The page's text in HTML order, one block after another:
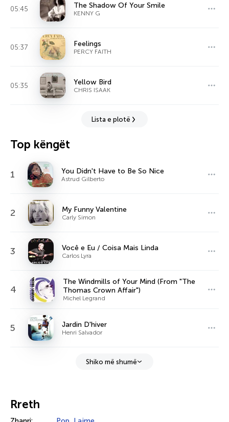
05:45 The Shadow Of Your Smile
KENNY G
05:37 Feelings
PERCY FAITH
05:35 Yellow Bird
CHRIS ISAAK
Lista e plotë
Top këngët
1 You Didn't Have to Be So Nice
Astrud Gilberto
2 My Funny Valentine
Carly Simon
3 Você e Eu / Coisa Mais Linda
Carlos Lyra
4
The Windmills of Your Mind (From "The
Thomas Crown Affair")
Michel Legrand
5 Jardin D'hiver
Henri Salvador
Shiko më shumë
Rreth